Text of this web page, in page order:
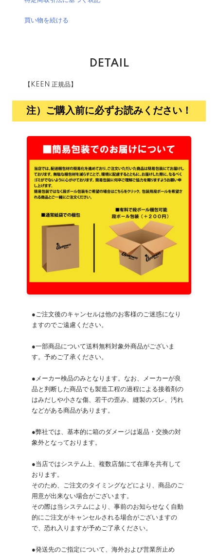
買い物を続ける
DETAIL
【KEEN 正規品】
注）ご購入前に必ずお読みください！
●ご注文後のキャンセルは他のお客様のご迷惑になり
ますのでご遠慮ください。
●一部商品について送料無料対象外商品がございま
す。予めご了承ください。
●メーカー検品のみとなります。なお、メーカーが良
品と判断した商品でも製造工程の過程による接着剤の
はみだしや小さな傷、若干の歪み、縫製のズレ、汚れ
などがある商品があります。
●弊社では、基本的に箱のダメージは返品・交換の対
象外となっております。
●当店ではシステム上、複数店舗にて在庫を共有して
おります。
そのため、ご注文のタイミングなどにより、商品のご
用意が出来ない場合がございます。
その際は当システムにより、事前のお知らせなく自動
的にご注文がキャンセルされる場合がございますの
で、恐れ入りますが予めご了承ください。
●発送先のご指定について、海外および営業所止め